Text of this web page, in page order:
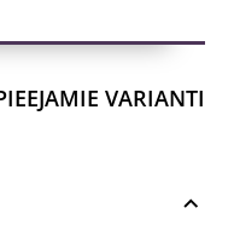
VARIANTI